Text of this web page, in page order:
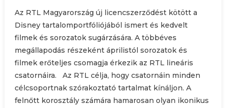
Az RTL Magyarország új licencszerződést kötött a
Disney tartalomportfóliójából ismert és kedvelt
filmek és sorozatok sugárzására. A többéves
megállapodás részeként áprilistól sorozatok és
filmek erőteljes csomagja érkezik az RTL lineáris
csatornáira. Az RTL célja, hogy csatornáin minden
célcsoportnak szórakoztató tartalmat kínáljon. A
felnőtt korosztály számára hamarosan olyan ikonikus